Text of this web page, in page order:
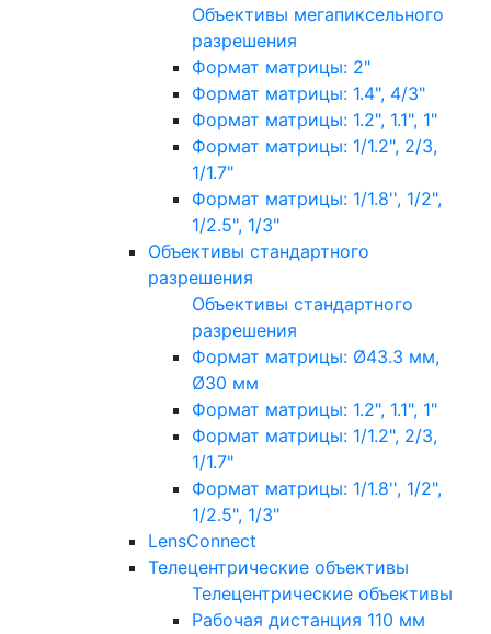
Объективы мегапиксельного
разрешения
Формат матрицы: 2"
Формат матрицы: 1.4", 4/3"
Формат матрицы: 1.2", 1.1", 1"
Формат матрицы: 1/1.2", 2/3,
1/1.7"
Формат матрицы: 1/1.8'', 1/2",
1/2.5", 1/3"
Объективы стандартного
разрешения
Объективы стандартного
разрешения
Формат матрицы: Ø43.3 мм,
Ø30 мм
Формат матрицы: 1.2", 1.1", 1"
Формат матрицы: 1/1.2", 2/3,
1/1.7"
Формат матрицы: 1/1.8'', 1/2",
1/2.5", 1/3"
LensConnect
Телецентрические объективы
Телецентрические объективы
Рабочая дистанция 110 мм